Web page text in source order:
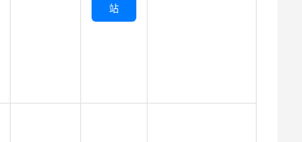
站